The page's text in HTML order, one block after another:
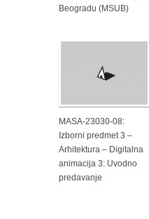
Beogradu (MSUB)
MASA-23030-08:
Izborni predmet 3 –
Arhitektura – Digitalna
animacija 3: Uvodno
predavanje